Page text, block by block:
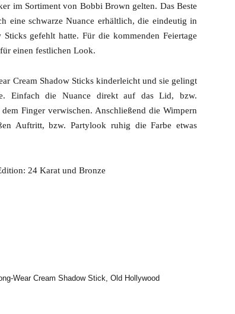
im Sortiment von Bobbi Brown gelten. Das Beste
eine schwarze Nuance erhältlich, die eindeutig in
gefehlt hatte. Für die kommenden Feiertage
einen festlichen Look.
Cream Shadow Sticks kinderleicht und sie gelingt
Einfach die Nuance direkt auf das Lid, bzw.
Finger verwischen. Anschließend die Wimpern
Auftritt, bzw. Partylook ruhig die Farbe etwas
24 Karat und Bronze
Wear Cream Shadow Stick, Old Hollywood